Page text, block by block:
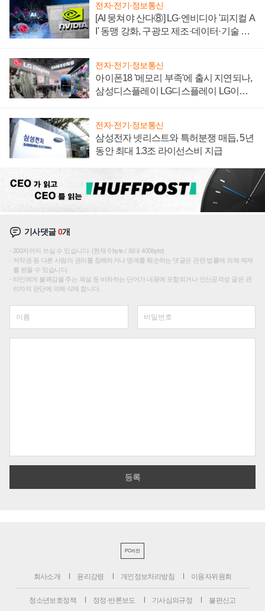
전자·전기·정보통신
[AI 뭉쳐야 산다⑧] LG·엔비디아 '피지컬 A
I' 동맹 강화, 구광모 제조·데이터·기술 결
전자·전기·정보통신
아이폰18 '메모리 부족'에 출시 지연되나,
삼성디스플레이 LG디스플레이 LG이노
전자·전기·정보통신
삼성전자 넷리스트와 특허분쟁 매듭, 5년
동안 최대 1.3조 라이선스비 지급
기사댓글0개
200자까지 쓰실 수 있습니다. (현재 0 byte / 최대 400byte)
저작권 등 다른 사람의 권리를 침해하거나 명예를 훼손하는 댓글은 관련 법률에 의해 제재
를 받을 수 있습니다.
타인에게 불쾌감을 주는 욕설 등 비하하는 단어가 내용에 포함되거나 인신공격성 글은 관
리자의 판단에 의해 삭제 합니다.
PC버전
회사소개 윤리강령 개인정보처리방침 이용자위원회
청소년보호정책 정정·반론보도 기사심의규정 불편신고